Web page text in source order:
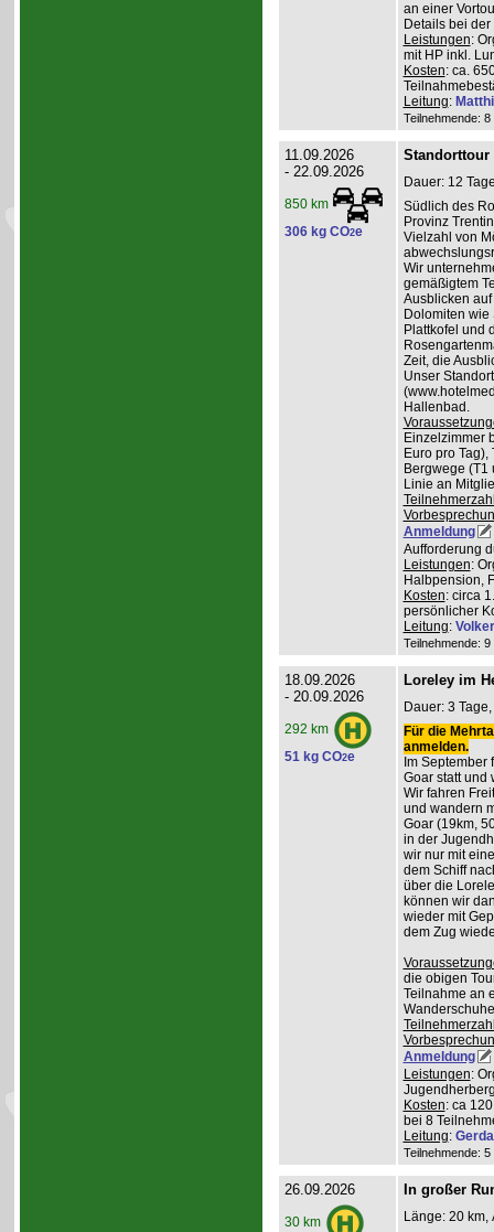
an einer
Details bei
Leistungen:
mit HP inkl.
Kosten: ca.
Leitung:
Teilnehmende:
11.09.2026
- 22.09.2026
850 km
306 kg CO2e
Standorttour
Dauer: 12
Südlich des
Provinz
Vielzahl von
Wir
gemäßigtem
Ausblicken
Dolomiten wie
Plattkofel und
Zeit, die
Unser
Hallenbad.
Einzelzimmer
Euro pro
Bergwege (T1
Linie an
Anmeldung
Aufforderung
Leistungen:
Halbpension,
Kosten: circa
persönlicher
Leitung:
Teilnehmende:
18.09.2026
- 20.09.2026
292 km
51 kg CO2e
Loreley im
Dauer: 3
Für die
anmelden.
Im September
Goar statt und
Wir fahren
und wandern
Goar (19km,
in der
wir nur mit
dem Schiff
über die
können wir
wieder mit
dem Zug
die obigen
Teilnahme an
Anmeldung
Leistungen:
Kosten: ca
bei 8
Leitung:
Teilnehmende:
26.09.2026
30 km
In großer
Länge: 20 km,